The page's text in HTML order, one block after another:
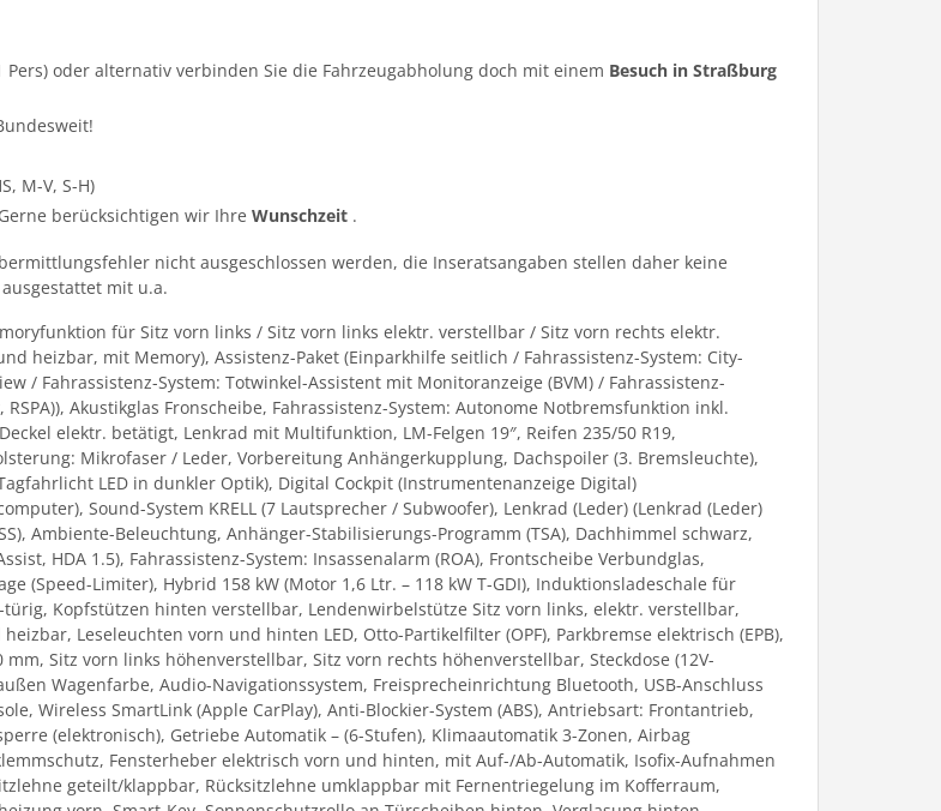
Pers) oder alternativ verbinden Sie die Fahrzeugabholung doch mit einem Besuch in Straßburg
M-V, S-H)
berücksichtigen wir IhreWunschzeit .
nicht ausgeschlossen werden, die Inseratsangaben stellen daher keine
mit u.a.
für Sitz vorn links / Sitz vorn links elektr. verstellbar / Sitz vorn rechts elektr.
heizbar, mit Memory), Assistenz-Paket (Einparkhilfe seitlich / Fahrassistenz-System: City-
/ Fahrassistenz-System: Totwinkel-Assistent mit Monitoranzeige (BVM) / Fahrassistenz-
Akustikglas Fronscheibe, Fahrassistenz-System: Autonome Notbremsfunktion inkl.
elektr. betätigt, Lenkrad mit Multifunktion, LM-Felgen 19″, Reifen 235/50 R19,
Mikrofaser / Leder, Vorbereitung Anhängerkupplung, Dachspoiler (3. Bremsleuchte),
LED in dunkler Optik), Digital Cockpit (Instrumentenanzeige Digital)
Sound-System KRELL (7 Lautsprecher / Subwoofer), Lenkrad (Leder) (Lenkrad (Leder)
Ambiente-Beleuchtung, Anhänger-Stabilisierungs-Programm (TSA), Dachhimmel schwarz,
HDA 1.5), Fahrassistenz-System: Insassenalarm (ROA), Frontscheibe Verbundglas,
(Speed-Limiter), Hybrid 158 kW (Motor 1,6 Ltr. – 118 kW T-GDI), Induktionsladeschale für
Kopfstützen hinten verstellbar, Lendenwirbelstütze Sitz vorn links, elektr. verstellbar,
Leseleuchten vorn und hinten LED, Otto-Partikelfilter (OPF), Parkbremse elektrisch (EPB),
Sitz vorn links höhenverstellbar, Sitz vorn rechts höhenverstellbar, Steckdose (12V-
Wagenfarbe, Audio-Navigationssystem, Freisprecheinrichtung Bluetooth, USB-Anschluss
Wireless SmartLink (Apple CarPlay), Anti-Blockier-System (ABS), Antriebsart: Frontantrieb,
(elektronisch), Getriebe Automatik – (6-Stufen), Klimaautomatik 3-Zonen, Airbag
Fensterheber elektrisch vorn und hinten, mit Auf-/Ab-Automatik, Isofix-Aufnahmen
geteilt/klappbar, Rücksitzlehne umklappbar mit Fernentriegelung im Kofferraum,